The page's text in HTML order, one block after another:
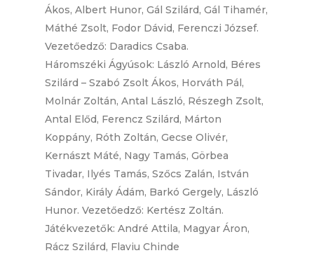
Ákos, Albert Hunor, Gál Szilárd, Gál Tihamér,
Máthé Zsolt, Fodor Dávid, Ferenczi József.
Vezetőedző: Daradics Csaba.
Háromszéki Ágyúsok: László Arnold, Béres
Szilárd – Szabó Zsolt Ákos, Horváth Pál,
Molnár Zoltán, Antal László, Részegh Zsolt,
Antal Előd, Ferencz Szilárd, Márton
Koppány, Róth Zoltán, Gecse Olivér,
Kernászt Máté, Nagy Tamás, Görbea
Tivadar, Ilyés Tamás, Szőcs Zalán, István
Sándor, Király Ádám, Barkó Gergely, László
Hunor. Vezetőedző: Kertész Zoltán.
Játékvezetők: André Attila, Magyar Áron,
Rácz Szilárd, Flaviu Chinde